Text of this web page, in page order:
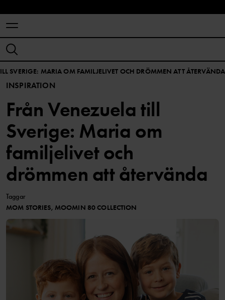
SVERIGE: MARIA OM FAMILJELIVET OCH DRÖMMEN ATT ÅTERVÄNDA
INSPIRATION
Från Venezuela till
Sverige: Maria om
familjelivet och
drömmen att återvända
Taggar
MOM STORIES, MOOMIN 80 COLLECTION